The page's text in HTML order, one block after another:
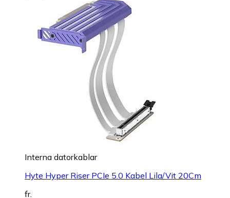
Interna datorkablar
Hyte Hyper Riser PCIe 5.0 Kabel Lila/Vit 20Cm
fr.